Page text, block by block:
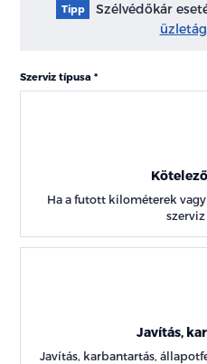
Tipp Szélvédőkár
Szerviz típusa
Ha a futott kilométerek
Javítás,
Javítás, karbantartás,